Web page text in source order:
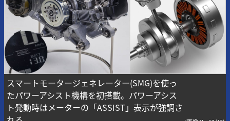
スマートモータージェネレーター(SMG)を使っ
たパワーアシスト機構を初搭載。パワーアシス
ト発動時はメーターの「ASSIST」表示が強調さ